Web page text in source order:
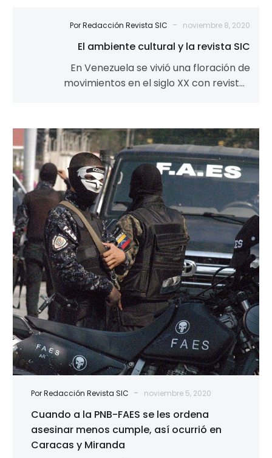
Por Redacción Revista SIC - noviembre 8, 2020
El ambiente cultural y la revista SIC
En Venezuela se vivió una floración de
movimientos en el siglo XX con revistas
Cuando
a
la
PNB-
FAES
se
les
ordena
asesinar
menos
cumple,
así
ocurrió
en
Caracas
y
Miranda
Por Redacción Revista SIC - noviembre 5, 2020
Cuando a la PNB-FAES se les ordena
asesinar menos cumple, así ocurrió en
Caracas y Miranda